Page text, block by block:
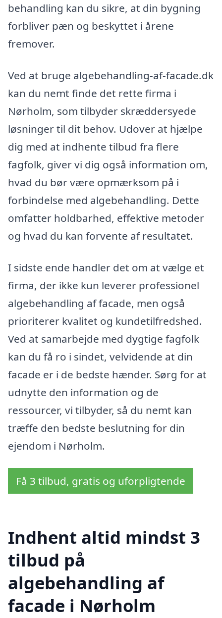
behandling kan du sikre, at din bygning
forbliver pæn og beskyttet i årene
fremover.
Ved at bruge algebehandling-af-facade.dk
kan du nemt finde det rette firma i
Nørholm, som tilbyder skræddersyede
løsninger til dit behov. Udover at hjælpe
dig med at indhente tilbud fra flere
fagfolk, giver vi dig også information om,
hvad du bør være opmærksom på i
forbindelse med algebehandling. Dette
omfatter holdbarhed, effektive metoder
og hvad du kan forvente af resultatet.
I sidste ende handler det om at vælge et
firma, der ikke kun leverer professionel
algebehandling af facade, men også
prioriterer kvalitet og kundetilfredshed.
Ved at samarbejde med dygtige fagfolk
kan du få ro i sindet, velvidende at din
facade er i de bedste hænder. Sørg for at
udnytte den information og de
ressourcer, vi tilbyder, så du nemt kan
træffe den bedste beslutning for din
ejendom i Nørholm.
Få 3 tilbud, gratis og uforpligtende
Indhent altid mindst 3
tilbud på
algebehandling af
facade i Nørholm